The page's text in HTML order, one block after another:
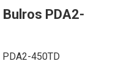
PDA2-